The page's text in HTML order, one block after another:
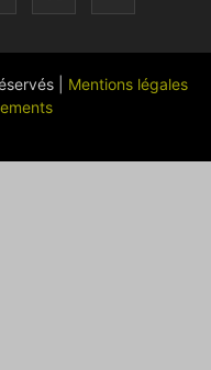
| Mentions légales